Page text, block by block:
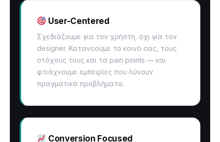
User-Centered
Σχεδιάζουμε για τον χρήστη, όχι για τον
designer. Κατανοούμε το κοινό σας, τους
στόχους τους και τα pain points — και
φτιάχνουμε εμπειρίες που λύνουν
πραγματικά προβλήματα.
Conversion Focused